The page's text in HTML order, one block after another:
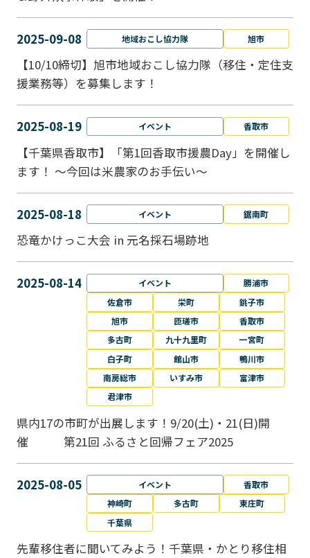
2025-09-08 地域おこし協力隊 旭市
【10/10締切】旭市地域おこし協力隊（移住・定住支
援業務等）を募集します！
2025-08-19 イベント 香取市
【千葉県香取市】「第1回香取市援農Day」を開催し
ます！ ～今回は米農家のお手伝い～
2025-08-18 イベント 鋸南町
恐竜かけっこ大会 in 元名採石場跡地
2025-08-14 イベント
勝浦市
佐倉市
栄町
銚子市
旭市
匝瑳市
香取市
多古町
九十九里町
一宮町
白子町
館山市
鴨川市
南房総市
いすみ市
富津市
君津市
県内17の市町が出展します！9/20(土)・21(日)開
催 第21回 ふるさと回帰フェア2025
2025-08-05 イベント
香取市
神崎町
多古町
東庄町
千葉県
先輩移住者に聞いてみよう！千葉県・かとり移住相